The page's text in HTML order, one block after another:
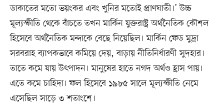
ডাকাতের মতো ভয়ংকর এবং খুনির মতোই প্রাণঘাতী।’ উচ্চ
মূল্যস্ফীতি থেকে বাঁচতে তখন মার্কিন যুক্তরাষ্ট্র অর্থনৈতিক কৌশল
হিসেবে অর্থনৈতিক মন্দাকে বেছে নিয়েছিল। মার্কিন ফেড মুদ্রা
সরবরাহ ব্যাপকভাবে কমিয়ে দেয়, বাড়ায় নীতিনির্ধারণী সুদহার।
তাতে কমে যায় উৎপাদন। মানুষের হাতে নগদ অর্থও হ্রাস পায়।
এতে কমে চাহিদা। ফল হিসেবে ১৯৮৫ সালে মূল্যস্ফীতি নেমে
এসেছিল সাড়ে ৩ শতাংশে।